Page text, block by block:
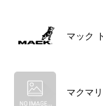
マック
マクマ